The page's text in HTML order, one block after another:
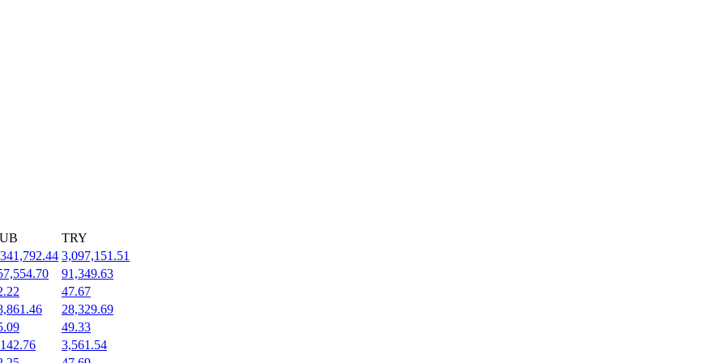
TRY
3,097,151.51
91,349.63
47.67
28,329.69
49.33
3,561.54